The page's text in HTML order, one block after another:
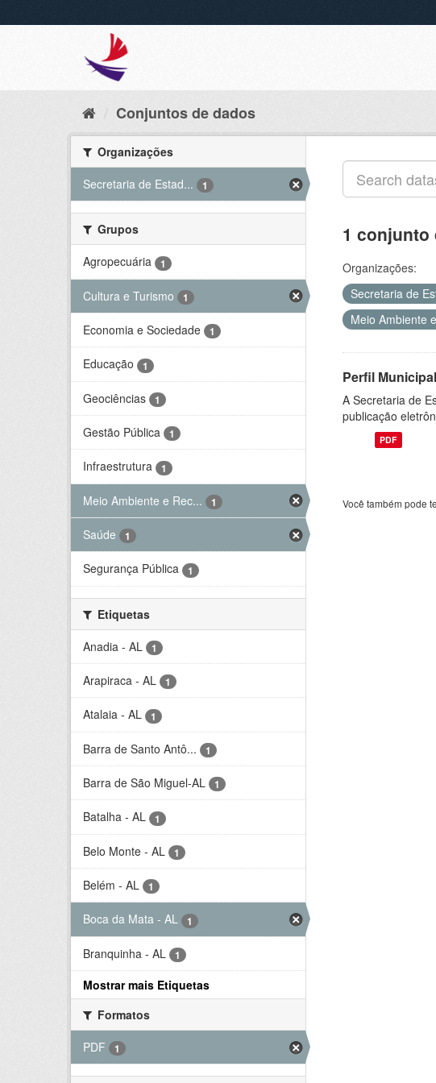
Conjuntos de dados
Organizações
Secretaria de Estad...
1
Grupos
Agropecuária
1
Cultura e Turismo 1
Economia e Sociedade 1
Educação 1
Geociências 1
Gestão Pública 1
Infraestrutura 1
Meio Ambiente e Rec... 1
Saúde 1
Segurança Pública 1
Etiquetas
Anadia - AL
1
Arapiraca - AL 1
Atalaia - AL 1
Barra de Santo Antô... 1
Barra de São Miguel-AL 1
Batalha - AL 1
Belo Monte - AL 1
Belém - AL 1
Boca da Mata - AL 1
Branquinha - AL 1
Mostrar mais Etiquetas
Formatos
PDF
1
1 conjunto
Organizações:
Secretaria de
Meio Ambiente
Perfil
A Secretaria de
publicação
PDF
Você também pode